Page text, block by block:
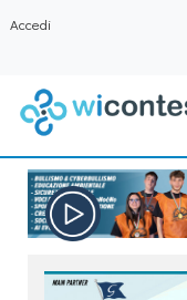
Accedi